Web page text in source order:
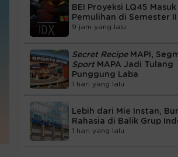
BEI Proyeksi LQ45 Masuk
Pemulihan di Semester
9 jam yang lalu
Secret RecipeMAPI,
Sport MAPA Jadi Tulang
Punggung Laba
1 hari yang lalu
Lebih dari Mie Instan,
Rahasia di Balik Grup
1 hari yang lalu